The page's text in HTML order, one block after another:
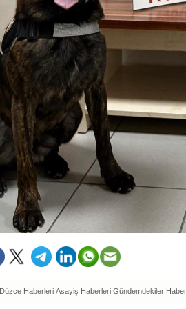
Düzce Haberleri Asayiş Haberleri Gündemdekiler